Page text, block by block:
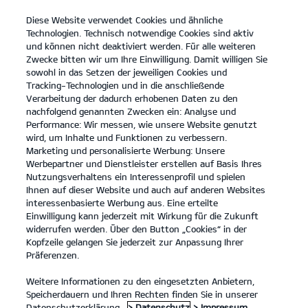
open
menu
Kia
KONTAKT
Der Kia Sportage.
Platz für alles, was Familie ausmacht.
MEHR ERFAHREN
Diese Website verwendet Cookies und ähnliche
Technologien. Technisch notwendige Cookies sind aktiv
und können nicht deaktiviert werden. Für alle weiteren
Zwecke bitten wir um Ihre Einwilligung. Damit willigen Sie
sowohl in das Setzen der jeweiligen Cookies und
Tracking-Technologien und in die anschließende
Verarbeitung der dadurch erhobenen Daten zu den
nachfolgend genannten Zwecken ein: Analyse und
Performance: Wir messen, wie unsere Website genutzt
wird, um Inhalte und Funktionen zu verbessern.
Marketing und personalisierte Werbung: Unsere
Werbepartner und Dienstleister erstellen auf Basis Ihres
Nutzungsverhaltens ein Interessenprofil und spielen
Ihnen auf dieser Website und auch auf anderen Websites
interessenbasierte Werbung aus. Eine erteilte
Einwilligung kann jederzeit mit Wirkung für die Zukunft
widerrufen werden. Über den Button „Cookies“ in der
Kopfzeile gelangen Sie jederzeit zur Anpassung Ihrer
Präferenzen.
Weitere Informationen zu den eingesetzten Anbietern,
Speicherdauern und Ihren Rechten finden Sie in unserer